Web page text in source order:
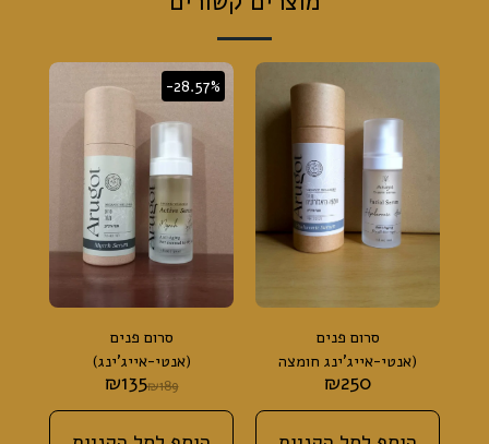
סרום פנים
(אנטי-אייג'ינג חומצה
היאלורונית)
₪250
-28.57%
סרום פנים
(אנטי-אייג'ינג)
₪189
₪135